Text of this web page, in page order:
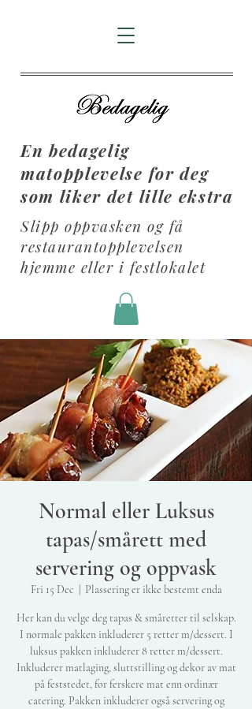
En bedagelig
matopplevelse for deg
som liker det lille ekstra
Slipp oppvasken og få
restaurantopplevelsen
hjemme eller i festlokalet
Normal eller Luksus
tapas/smårett med
servering og oppvask
Fri 15 Dec Plassering er ikke bestemt enda
Her kan du velge deg tapas & småretter til selskap.
I normale pakken inkluderer 5 retter m/dessert. I
luksus pakken inkluderer 8 retter m/dessert.
Inkluderer matlaging, sluttstilling og dekor av mat
på feststedet, for ferskere mat enn ordinær
catering. Pakken inkluderer også servering og